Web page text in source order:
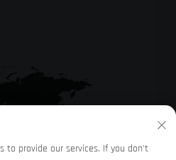
to provide our services. If you don't